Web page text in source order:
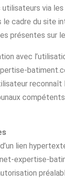
utilisateurs via
le cadre du site
présentes sur
avec
lien
expertise-